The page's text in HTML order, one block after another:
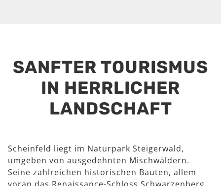
SANFTER TOURISMUS
IN HERRLICHER
LANDSCHAFT
Scheinfeld liegt im Naturpark Steigerwald,
umgeben von ausgedehnten Mischwäldern.
Seine zahlreichen historischen Bauten, allem